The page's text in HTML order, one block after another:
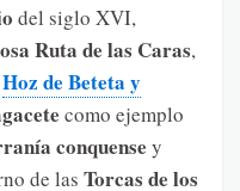
del siglo XVI,
Ruta de las Caras,
Hoz de Beteta y
como ejemplo
conquense y
de las Torcas de los